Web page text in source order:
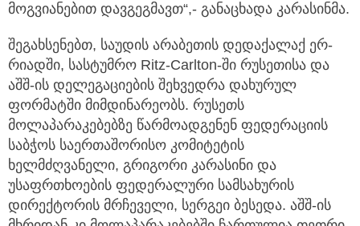
მოგვიანებით დავგეგმავთ“,- განაცხადა კარასინმა.
შეგახსენებთ, საუდის არაბეთის დედაქალაქ ერ-
რიადში, სასტუმრო Ritz-Carlton-ში რუსეთისა და
აშშ-ის დელეგაციების შეხვედრა დახურულ
ფორმატში მიმდინარეობს. რუსეთს
მოლაპარაკებებზე წარმოადგენენ ფედერაციის
საბჭოს საერთაშორისო კომიტეტის
ხელმძღვანელი, გრიგორი კარასინი და
უსაფრთხოების ფედერალური სამსახურის
დირექტორის მრჩეველი, სერგეი ბესედა. აშშ-ის